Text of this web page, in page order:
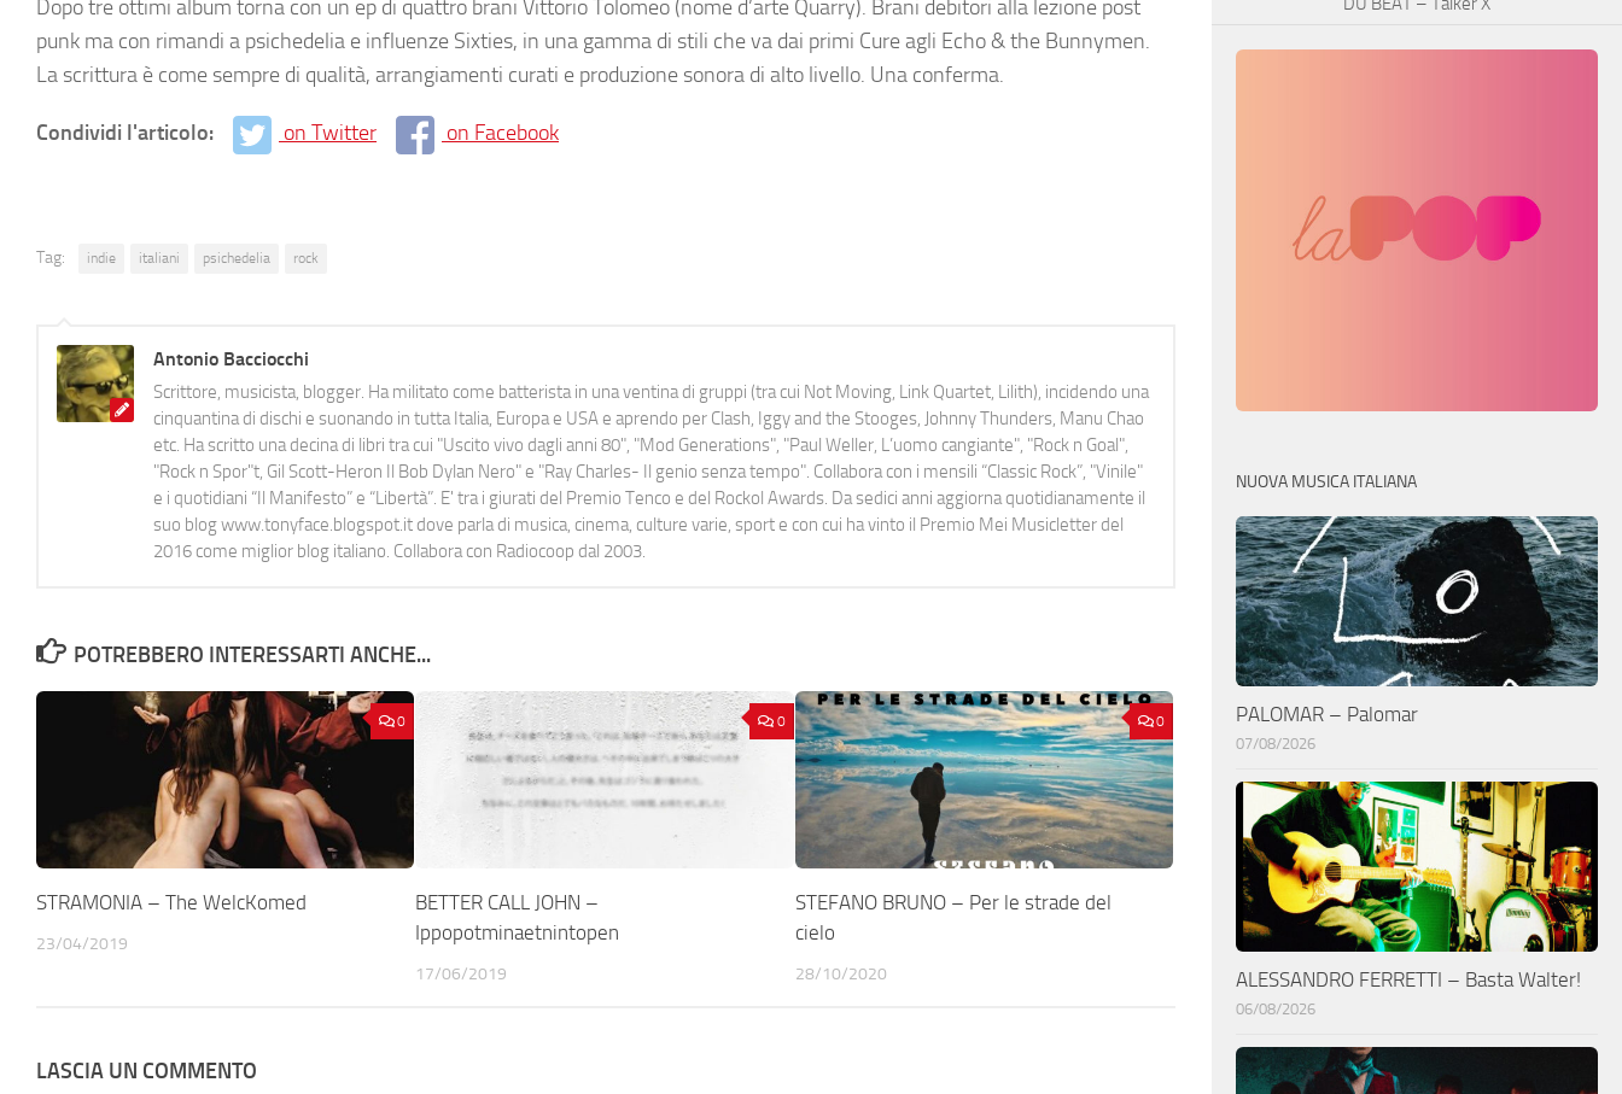
Dopo tre ottimi album torna con un ep di quattro brani Vittorio Tolomeo (nome d’arte Quarry). Brani debitori alla lezione post
punk ma con rimandi a psichedelia e influenze Sixties, in una gamma di stili che va dai primi Cure agli Echo & the Bunnymen.
La scrittura è come sempre di qualità, arrangiamenti curati e produzione sonora di alto livello. Una conferma.
Condividi l'articolo: on Twitter on Facebook
Tag: indie italiani psichedelia rock
Antonio Bacciocchi
Scrittore, musicista, blogger. Ha militato come batterista in una ventina di gruppi (tra cui Not Moving, Link Quartet, Lilith), incidendo una
cinquantina di dischi e suonando in tutta Italia, Europa e USA e aprendo per Clash, Iggy and the Stooges, Johnny Thunders, Manu Chao
etc. Ha scritto una decina di libri tra cui "Uscito vivo dagli anni 80", "Mod Generations", "Paul Weller, L’uomo cangiante", "Rock n Goal",
"Rock n Spor"t, Gil Scott-Heron Il Bob Dylan Nero" e "Ray Charles- Il genio senza tempo". Collabora con i mensili “Classic Rock”, "Vinile"
e i quotidiani “Il Manifesto” e “Libertà”. E' tra i giurati del Premio Tenco e del Rockol Awards. Da sedici anni aggiorna quotidianamente il
suo blog www.tonyface.blogspot.it dove parla di musica, cinema, culture varie, sport e con cui ha vinto il Premio Mei Musicletter del
2016 come miglior blog italiano. Collabora con Radiocoop dal 2003.
POTREBBERO INTERESSARTI ANCHE...
0
STRAMONIA – The WelcKomed
23/04/2019
0
BETTER CALL JOHN –
Ippopotminaetnintopen
17/06/2019
0
STEFANO BRUNO – Per le strade del
cielo
28/10/2020
LASCIA UN COMMENTO
NUOVA MUSICA ITALIANA
PALOMAR – Palomar
07/08/2026
ALESSANDRO FERRETTI – Basta Walter!
06/08/2026